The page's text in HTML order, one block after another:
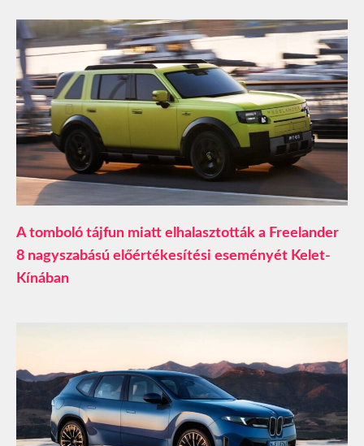
A tomboló tájfun miatt elhalasztották a Freelander
8 nagyszabású előértékesítési eseményét Kelet-
Kínában